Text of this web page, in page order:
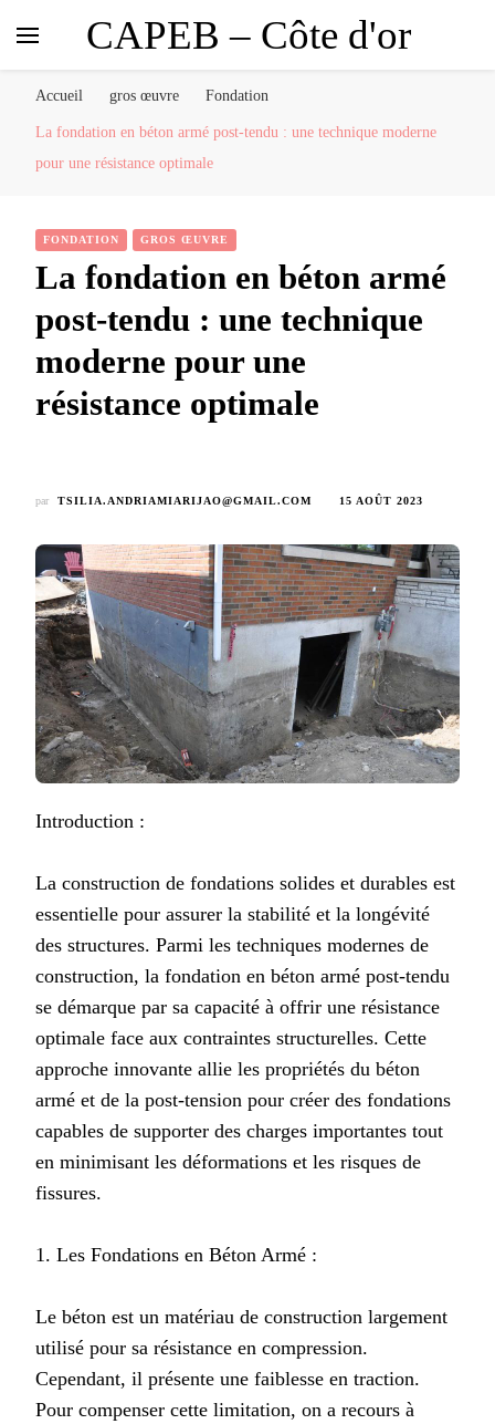
CAPEB – Côte d'or
Accueil gros œuvre Fondation
La fondation en béton armé post-tendu : une technique moderne
pour une résistance optimale
FONDATION GROS ŒUVRE
La fondation en béton armé
post-tendu : une technique
moderne pour une
résistance optimale
par TSILIA.ANDRIAMIARIJAO@GMAIL.COM 15 AOÛT 2023
Introduction :
La construction de fondations solides et durables est
essentielle pour assurer la stabilité et la longévité
des structures. Parmi les techniques modernes de
construction, la fondation en béton armé post-tendu
se démarque par sa capacité à offrir une résistance
optimale face aux contraintes structurelles. Cette
approche innovante allie les propriétés du béton
armé et de la post-tension pour créer des fondations
capables de supporter des charges importantes tout
en minimisant les déformations et les risques de
fissures.
1. Les Fondations en Béton Armé :
Le béton est un matériau de construction largement
utilisé pour sa résistance en compression.
Cependant, il présente une faiblesse en traction.
Pour compenser cette limitation, on a recours à